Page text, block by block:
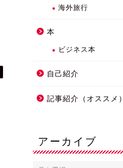
海外旅行
本
ビジネス本
自己紹介
記事紹介（オススメ）
アーカイブ